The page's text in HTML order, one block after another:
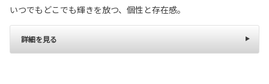
いつでもどこでも輝きを放つ、個性と存在感。
詳細を見る